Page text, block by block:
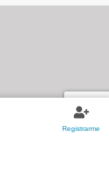
Registrarme